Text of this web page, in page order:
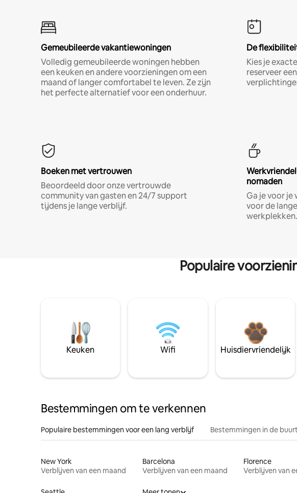
Gemeubileerde vakantiewoningen
Volledig gemeubileerde woningen hebben
een keuken en andere voorzieningen om een
maand of langer comfortabel te leven. Ze zijn
het perfecte alternatief voor een onderhuur.
De
Kies je
reserveer
Boeken met vertrouwen
Beoordeeld door onze vertrouwde
community van gasten en 24/7 support
tijdens je lange verblijf.
nomaden
Ga je voor je
voor de
werkplekken.
Populaire
Keuken Wifi Huisdiervriendelijk
Bestemmingen om te verkennen
Populaire bestemmingen voor een lang verblijf Bestemmingen in de
New York
Verblijven van een maand
Barcelona
Verblijven van een maand
Florence
Verblijven van